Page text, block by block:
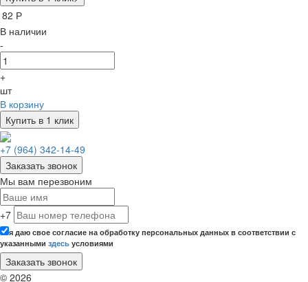
82 Р
В наличии
-
+
шт
В корзину
Купить в 1 клик
+7 (964) 342-14-49
Заказать звонок
Мы вам перезвоним
+7
я даю свое согласие на обработку персональных данных в соответствии с
указанными здесь условиями
© 2026